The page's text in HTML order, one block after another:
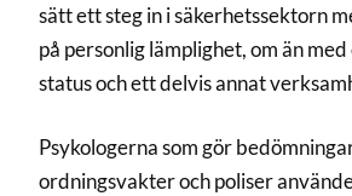
sätt ett steg in i säkerhetssektorn
på personlig lämplighet, om än med
status och ett delvis annat
Psykologerna som gör
ordningsvakter och poliser